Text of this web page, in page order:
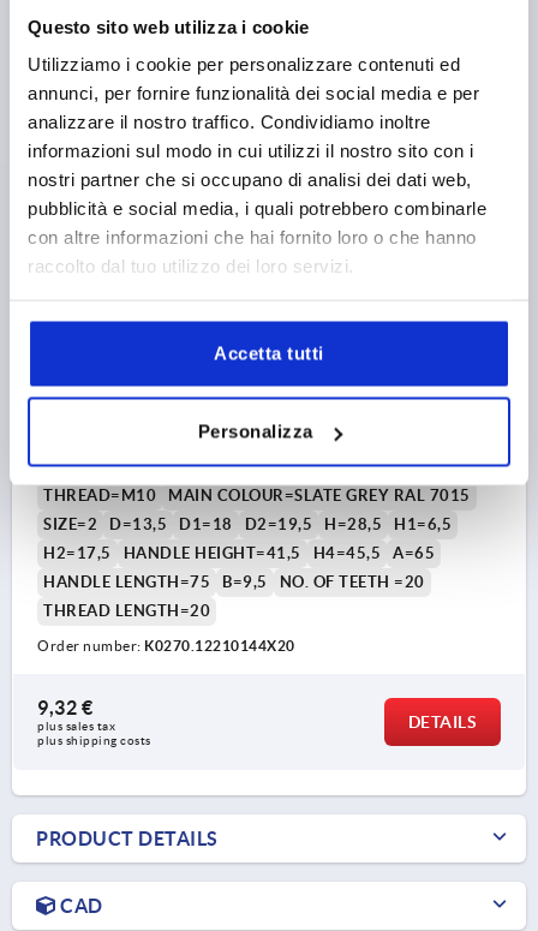
Questo sito web utilizza i cookie
Utilizziamo i cookie per personalizzare contenuti ed
annunci, per fornire funzionalità dei social media e per
analizzare il nostro traffico. Condividiamo inoltre
informazioni sul modo in cui utilizzi il nostro sito con i
nostri partner che si occupano di analisi dei dati web,
pubblicità e social media, i quali potrebbero combinarle
con altre informazioni che hai fornito loro o che hanno
raccolto dal tuo utilizzo dei loro servizi.
Accetta tutti
Personalizza
THREAD LENGTH=20
Order number: K0270.12208144X20
9,32 €
plus shipping costs
DETAILS
K0270
CLAMPING LEVER ANTIBACTERIEL SIZE:2 M10X20
THREAD=M10
MAIN COLOUR=SLATE GREY RAL 7015
SIZE=2
D=13,5 D1=18 D2=19,5 H=28,5
H1=6,5
H2=17,5
HANDLE HEIGHT=41,5 H4=45,5
A=65
HANDLE LENGTH=75
B=9,5
NO. OF TEETH =20
THREAD LENGTH=20
Order number: K0270.12210144X20
9,32 €
plus sales tax
plus shipping costs
DETAILS
PRODUCT DETAILS
CAD